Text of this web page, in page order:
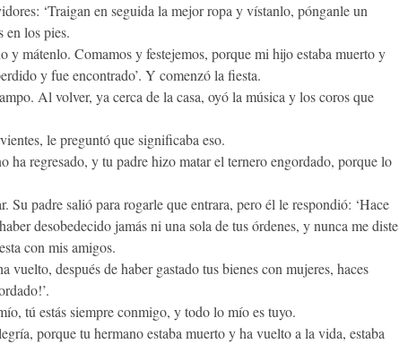
‘Traigan en seguida la mejor ropa y vístanlo, pónganle un
en los pies.
y mátenlo. Comamos y festejemos, porque mi hijo estaba muerto y
y fue encontrado’. Y comenzó la fiesta.
Al volver, ya cerca de la casa, oyó la música y los coros que
le preguntó que significaba eso.
ha regresado, y tu padre hizo matar el ternero engordado, porque lo
Su padre salió para rogarle que entrara, pero él le respondió: ‘Hace
desobedecido jamás ni una sola de tus órdenes, y nunca me diste
con mis amigos.
vuelto, después de haber gastado tus bienes con mujeres, haces
tú estás siempre conmigo, y todo lo mío es tuyo.
porque tu hermano estaba muerto y ha vuelto a la vida, estaba